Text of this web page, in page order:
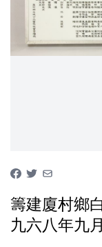
籌建廈村鄉
九六八年九